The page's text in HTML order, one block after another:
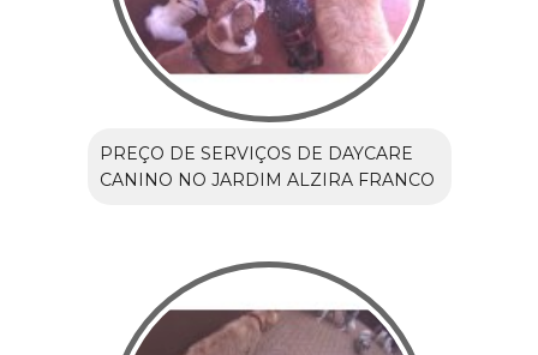
PREÇO DE SERVIÇOS DE DAYCARE
CANINO NO JARDIM ALZIRA FRANCO